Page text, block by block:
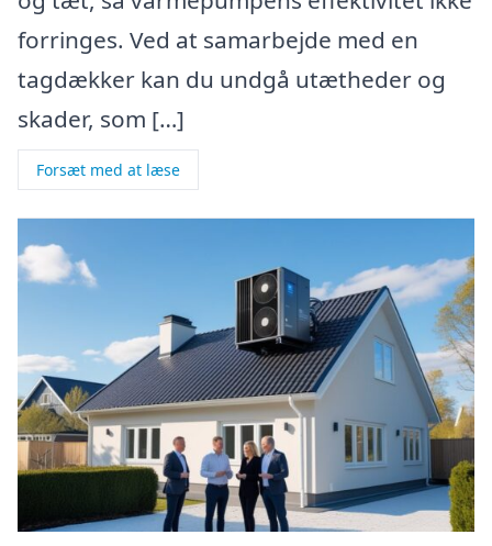
forringes. Ved at samarbejde med en
tagdækker kan du undgå utætheder og
skader, som […]
Forsæt med at læse